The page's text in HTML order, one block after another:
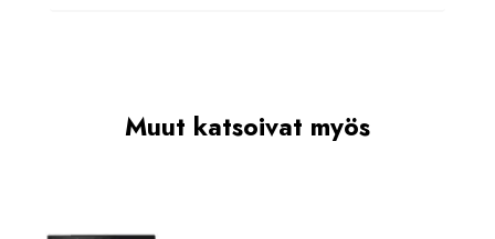
Muut katsoivat myös